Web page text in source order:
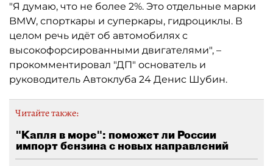
"Я думаю, что не более 2%. Это отдельные марки
BMW, спорткары и суперкары, гидроциклы. В
целом речь идёт об автомобилях с
высокофорсированными двигателями", –
прокомментировал "ДП" основатель и
руководитель Автоклуба 24 Денис Шубин.
Читайте также:
"Капля в море": поможет ли России
импорт бензина с новых направлений